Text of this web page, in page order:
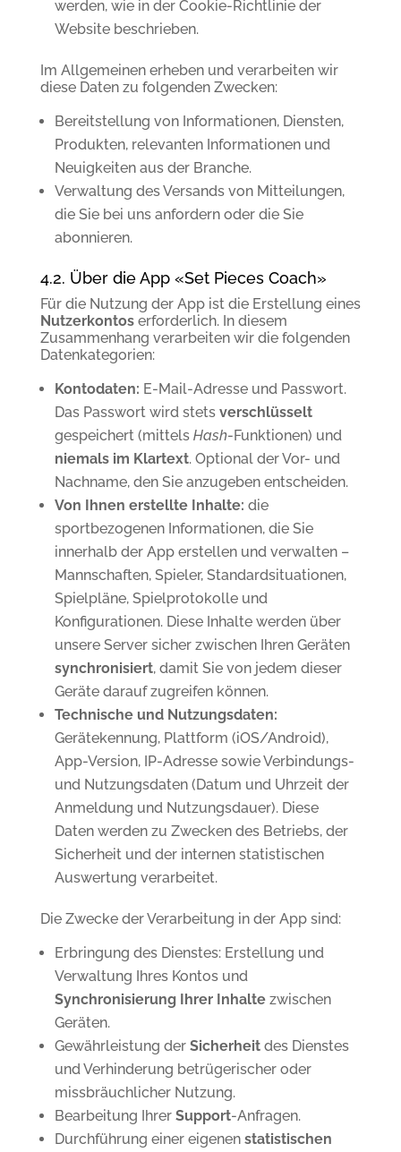
werden, wie in der Cookie-Richtlinie der
Website beschrieben.
Im Allgemeinen erheben und verarbeiten wir
diese Daten zu folgenden Zwecken:
Bereitstellung von Informationen, Diensten,
Produkten, relevanten Informationen und
Neuigkeiten aus der Branche.
Verwaltung des Versands von Mitteilungen,
die Sie bei uns anfordern oder die Sie
abonnieren.
4.2. Über die App «Set Pieces Coach»
Für die Nutzung der App ist die Erstellung eines
Nutzerkontoserforderlich. In diesem
Zusammenhang verarbeiten wir die folgenden
Datenkategorien:
Kontodaten: E-Mail-Adresse und Passwort.
Das Passwort wird stets verschlüsselt
gespeichert (mittels Hash-Funktionen) und
niemals im Klartext. Optional der Vor- und
Nachname, den Sie anzugeben entscheiden.
Von Ihnen erstellte Inhalte: die
sportbezogenen Informationen, die Sie
innerhalb der App erstellen und verwalten –
Mannschaften, Spieler, Standardsituationen,
Spielpläne, Spielprotokolle und
Konfigurationen. Diese Inhalte werden über
unsere Server sicher zwischen Ihren Geräten
synchronisiert, damit Sie von jedem dieser
Geräte darauf zugreifen können.
Technische und Nutzungsdaten:
Gerätekennung, Plattform (iOS/Android),
App-Version, IP-Adresse sowie Verbindungs-
und Nutzungsdaten (Datum und Uhrzeit der
Anmeldung und Nutzungsdauer). Diese
Daten werden zu Zwecken des Betriebs, der
Sicherheit und der internen statistischen
Auswertung verarbeitet.
Die Zwecke der Verarbeitung in der App sind:
Erbringung des Dienstes: Erstellung und
Verwaltung Ihres Kontos und
Synchronisierung Ihrer Inhaltezwischen
Geräten.
Gewährleistung der Sicherheitdes Dienstes
und Verhinderung betrügerischer oder
missbräuchlicher Nutzung.
Bearbeitung Ihrer Support-Anfragen.
Durchführung einer eigenen statistischen